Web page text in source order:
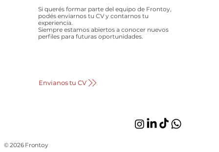
© 2026 Frontoy
Si querés formar parte del equipo de Frontoy,
podés enviarnos tu CV y contarnos tu
experiencia.
Siempre estamos abiertos a conocer nuevos
perfiles para futuras oportunidades.
Envianos tu CV